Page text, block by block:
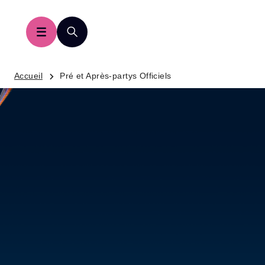
Accueil Pré et Après-partys Officiels